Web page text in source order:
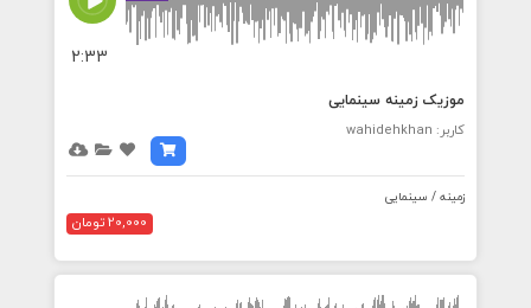
2:33
موزیک زمینه سینمایی
کاربر: wahidehkhan
زمینه / سینمایی
20,000 تومان